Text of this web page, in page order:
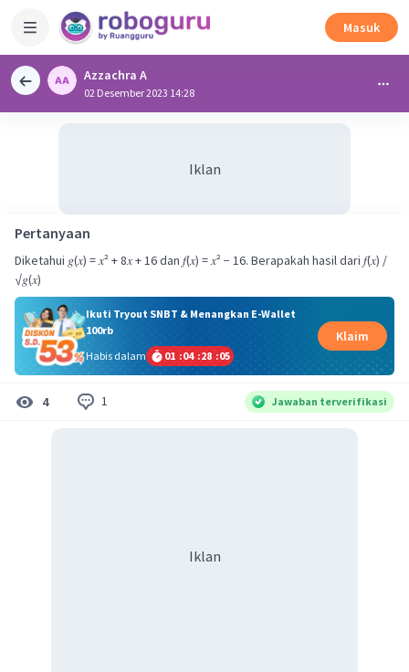
Masuk
Azzachra A
02 Desember 2023 14:28
Iklan
Pertanyaan
Diketahui 𝑔(𝑥) = 𝑥² + 8𝑥 + 16 dan 𝑓(𝑥) = 𝑥² − 16. Berapakah hasil dari 𝑓(𝑥) /
Ikuti Tryout SNBT & Menangkan E-Wallet
100rb
Habis dalam
01 :04 :28 :04
Klaim
4 1 Jawaban terverifikasi
Iklan